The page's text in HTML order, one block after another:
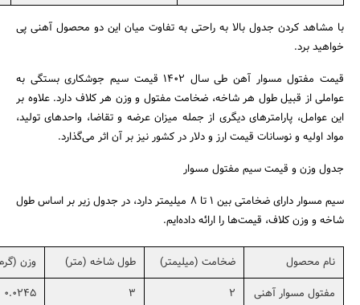
با مشاهد کردن جدول بالا به راحتی به تفاوت میان این دو محصول آهنی پی
خواهید برد.
قیمت مفتول مسوار آهن طی سال 1402 قیمت سیم جوشکاری بستگی به
عواملی از قبیل طول هر شاخه، ضخامت مفتول و وزن هر کلاف دارد. علاوه بر
این عوامل، پارامترهای دیگری از جمله میزان عرضه و تقاضا، واحدهای تولید،
مواد اولیه و نوسانات قیمت ارز و دلار در کشور نیز بر آن اثر می‌گذارد.
جدول وزن و قیمت سیم مفتول مسوار
سیم مسوار دارای ضخامتی بین 1 تا 8 میلیمتر دارد، در جدول زیر بر اساس طول
شاخه و وزن کلاف، قیمت‌ها را ارائه داده‌ایم.
نام محصول ضخامت (میلیمتر) طول شاخه (متر)
وزن
مفتول مسوار آهنی
2
3
0.0245